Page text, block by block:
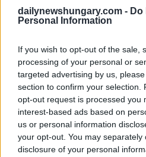
dailynewshungary.com -
Personal Information
If you wish to opt-out of the sale,
processing of your personal or
targeted advertising by us,
section to confirm your selection.
opt-out request is processed you
interest-based ads based on
us or personal information
your opt-out. You may
disclosure of your personal
difesa nazionale) ha assegnato al
preparare e formare la missione di
Libano (UNIFIL) in rotazioni di sei
“Sono stati assegnati compiti come
pattugliamento e collaborazione con i
Manteniamo contatti regolari con
difesa ungheresihvg.hu.
“Noi, soldati ungheresi, svolgeremo